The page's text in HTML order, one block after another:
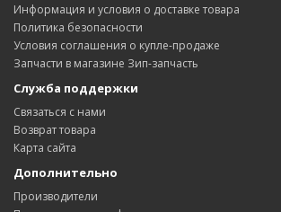
Информация и условия о доставке товара
Политика безопасности
Условия соглашения о купле-продаже
Запчасти в магазине Зип-запчасть
Служба поддержки
Связаться с нами
Возврат товара
Карта сайта
Дополнительно
Производители